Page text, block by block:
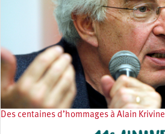
Des centaines d’hommages à Alain Krivine